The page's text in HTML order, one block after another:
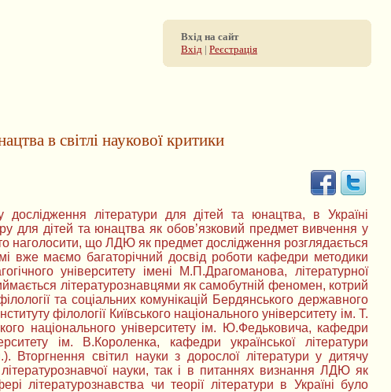
Вхід на сайт
Вхід | Реєстрація
в світлі наукової критики
літератури для дітей та юнацтва, в Україні
для дітей та юнацтва як обов’язковий предмет вивчення у
наголосити, що ЛДЮ як предмет дослідження розглядається
вже маємо багаторічний досвід роботи кафедри методики
університету імені М.П.Драгоманова, літературної
літературознавцями як самобутній феномен, котрий
та соціальних комунікацій Бердянського державного
філології Київського національного університету ім. Т.
національного університету ім. Ю.Федьковича, кафедри
ім. В.Короленка, кафедри української літератури
Вторгнення світил науки з дорослої літератури у дитячу
науки, так і в питаннях визнання ЛДЮ як
літературознавства чи теорії літератури в Україні було